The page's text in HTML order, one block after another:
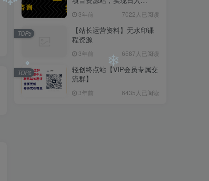
白菜价解锁20000+N个赚钱机会，加入轻创终点站会员，全站资源免费学习。
3年前 7022人已阅读
【站长运营资料】无水印课
程资源
3年前 6587人已阅读
TOP5
轻创终点站【VIP会员专属交
流群】
3年前 6435人已阅读
TOP6
❄